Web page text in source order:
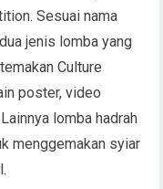
Sesuai nama
jenis lomba yang
Culture
poster, video
lomba hadrah
menggemakan syiar